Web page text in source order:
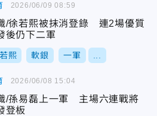
/徐若熙被抹消登錄 連2場優質
後仍下二軍
熙 軟銀 一軍
2026/06/09 08:59
/孫易磊上一軍 主場六連戰將
登板
2026/06/08 15:04